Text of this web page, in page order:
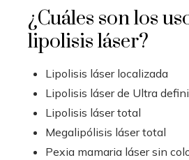
¿Cuáles son los
lipolisis láser?
Lipolisis láser localizada
Lipolisis láser de Ultra
Lipolisis láser total
Megalipólisis láser total
Pexia mamaria láser sin